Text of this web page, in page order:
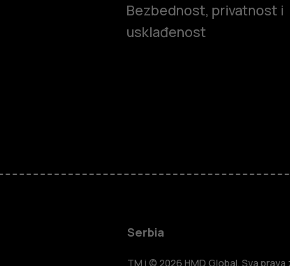
Pametni
Bezbednost, privatnost i
usklađenost
Serbia
TM i © 2026 HMD Global. Sva